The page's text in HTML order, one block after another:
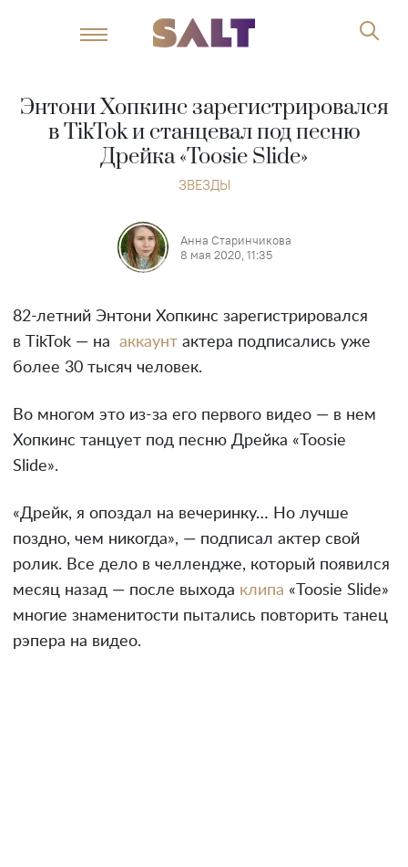
Энтони Хопкинс зарегистрировался
в TikTok и станцевал под песню
Дрейка «Toosie Slide»
ЗВЕЗДЫ
Анна Старинчикова
8 мая 2020, 11:35
82-летний Энтони Хопкинс зарегистрировался
в TikTok — на
аккаунт актера подписались уже
более 30 тысяч человек.
Во многом это из-за его первого видео — в нем
Хопкинс танцует под песню Дрейка «Toosie
Slide».
«Дрейк, я опоздал на вечеринку… Но лучше
поздно, чем никогда», — подписал актер свой
ролик. Все дело в челлендже, который появился
месяц назад — после выхода клипа «Toosie Slide»
многие знаменитости пытались повторить танец
рэпера на видео.